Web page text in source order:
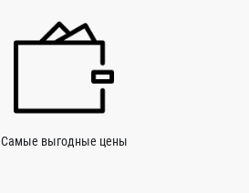
Самые выгодные цены